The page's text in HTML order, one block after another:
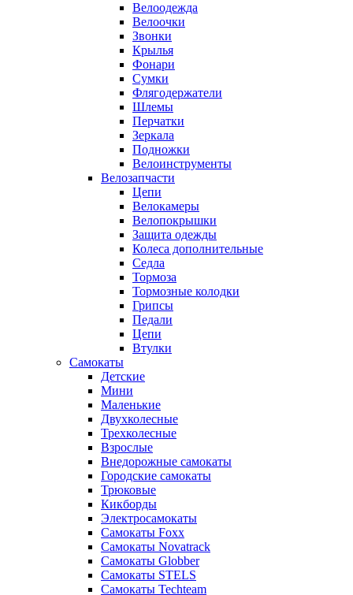
Велоодежда
Велоочки
Звонки
Крылья
Фонари
Сумки
Флягодержатели
Шлемы
Перчатки
Зеркала
Подножки
Велоинструменты
Велозапчасти
Цепи
Велокамеры
Велопокрышки
Защита одежды
Колеса дополнительные
Седла
Тормоза
Тормозные колодки
Грипсы
Педали
Цепи
Втулки
Самокаты
Детские
Мини
Маленькие
Двухколесные
Трехколесные
Взрослые
Внедорожные самокаты
Городские самокаты
Трюковые
Кикборды
Электросамокаты
Самокаты Foxx
Самокаты Novatrack
Самокаты Globber
Самокаты STELS
Самокаты Techteam